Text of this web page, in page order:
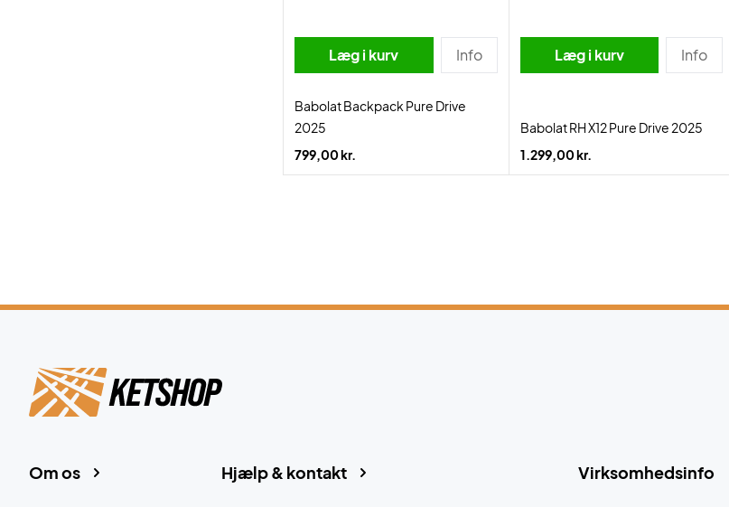
Læg i kurv Info
Babolat Backpack Pure Drive
2025
799,00 kr.
Læg i kurv Info
Babolat RH X12 Pure Drive 2025
1.299,00 kr.
Virksomhedsinfo
Hjælp & kontakt
Om os